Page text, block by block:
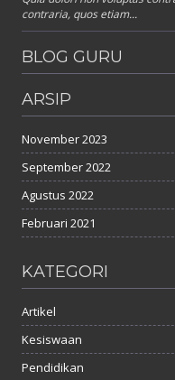
contraria, quos etiam...
BLOG GURU
ARSIP
November 2023
September 2022
Agustus 2022
Februari 2021
KATEGORI
Artikel
Kesiswaan
Pendidikan